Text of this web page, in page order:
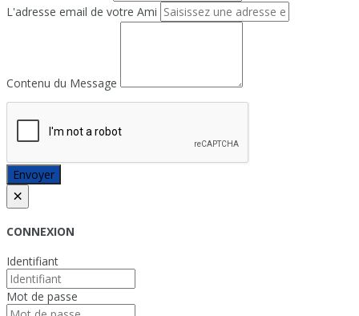
L'adresse email de votre Ami
Contenu du Message
Envoyer
×
CONNEXION
Identifiant
Mot de passe